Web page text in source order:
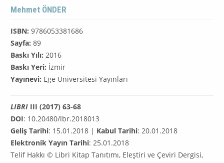
Mehmet ÖNDER
ISBN: 9786053381686
Sayfa: 89
Baskı Yılı: 2016
Baskı Yeri: İzmir
Yayınevi: Ege Üniversitesi Yayınları
LIBRI III (2017) 63-68
DOI: 10.20480/lbr.2018013
Geliş Tarihi: 15.01.2018 | Kabul Tarihi: 20.01.2018
Elektronik Yayın Tarihi: 25.01.2018
Telif Hakkı © Libri Kitap Tanıtımı, Eleştiri ve Çeviri Dergisi,